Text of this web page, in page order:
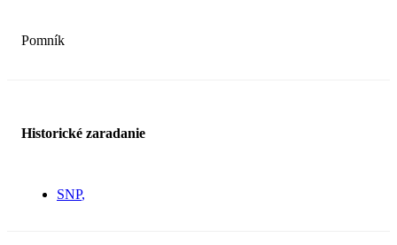
Pomník
Historické zaradanie
SNP